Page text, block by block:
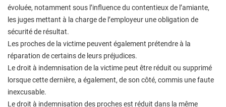
évoluée, notamment sous l’influence du contentieux de l’amiante,
les juges mettant à la charge de l’employeur une obligation de
sécurité de résultat.
Les proches de la victime peuvent également prétendre à la
réparation de certains de leurs préjudices.
Le droit à indemnisation de la victime peut être réduit ou supprimé
lorsque cette dernière, a également, de son côté, commis une faute
inexcusable.
Le droit à indemnisation des proches est réduit dans la même